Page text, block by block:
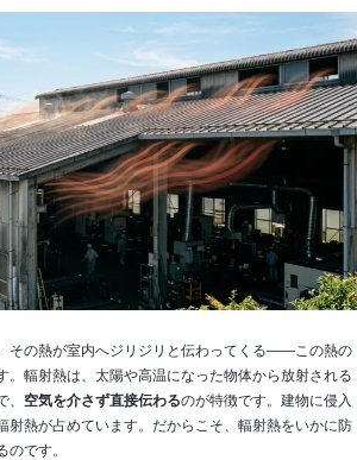
その熱が室内へジリジリと伝わってくる——この熱の
。輻射熱は、太陽や高温になった物体から放射される
空気を介さず直接伝わるのが特徴です。建物に侵入
射熱が占めています。だからこそ、輻射熱をいかに防
のです。